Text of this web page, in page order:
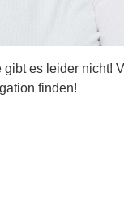
es leider nicht!
finden!